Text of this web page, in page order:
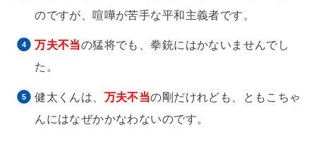
のですが、喧嘩が苦手な平和主義者です。
万夫不当の猛将でも、拳銃にはかないませんでし
た。
健太くんは、 万夫不当の剛だけれども、ともこちゃ
んにはなぜかかなわないのです。